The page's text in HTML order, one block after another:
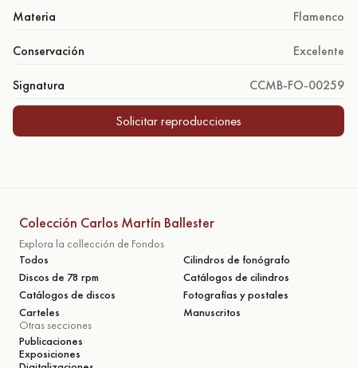
Materia Flamenco
Conservación Excelente
Signatura CCMB-FO-00259
Solicitar reproducciones
Colección Carlos Martín Ballester
Explora la collección de Fondos
Todos
Cilindros de fonógrafo
Discos de 78 rpm
Catálogos de cilindros
Catálogos de discos
Fotografías y postales
Carteles
Manuscritos
Otras secciones
Publicaciones
Exposiciones